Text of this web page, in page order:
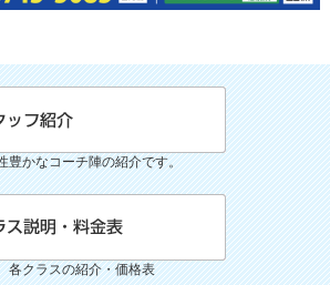
豊かなコーチ陣の紹介です。
各クラスの紹介・価格表